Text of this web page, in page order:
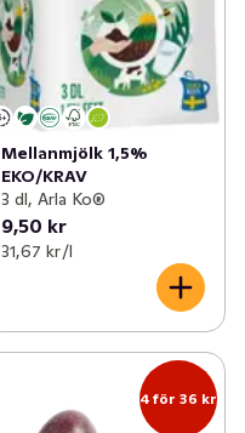
Mellanmjölk 1,5%
EKO/KRAV
3 dl, Arla Ko®
9,50 kr
31,67 kr /l
4 för 36 kr